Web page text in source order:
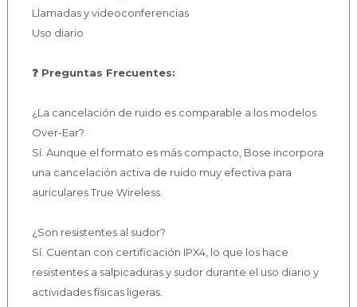
Llamadas y videoconferencias
Uso diario
❓ Preguntas Frecuentes:
¿La cancelación de ruido es comparable a los modelos
Over-Ear?
Sí. Aunque el formato es más compacto, Bose incorpora
una cancelación activa de ruido muy efectiva para
auriculares True Wireless.
¿Son resistentes al sudor?
Sí. Cuentan con certificación IPX4, lo que los hace
resistentes a salpicaduras y sudor durante el uso diario y
actividades físicas ligeras.